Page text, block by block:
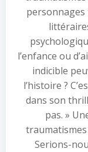
l’enfance ou
indicible
l’histoire ?
dans son
pas. »
traumatismes
Serions-